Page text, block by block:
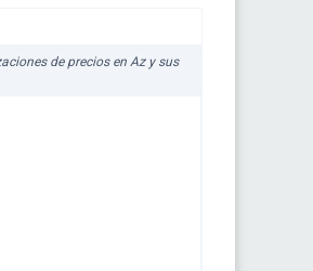
de precios en Az y sus